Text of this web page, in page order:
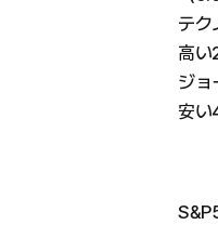
テク
高い
ジョ
安い